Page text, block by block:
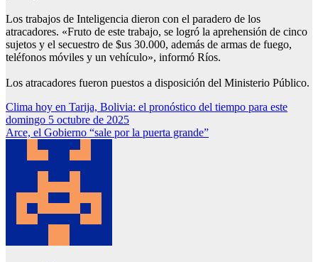
Los trabajos de Inteligencia dieron con el paradero de los
atracadores. «Fruto de este trabajo, se logró la aprehensión de cinco
sujetos y el secuestro de $us 30.000, además de armas de fuego,
teléfonos móviles y un vehículo», informó Ríos.
Los atracadores fueron puestos a disposición del Ministerio Público.
Navegación
de
entradas
Clima hoy en Tarija, Bolivia: el pronóstico del tiempo para este
domingo 5 octubre de 2025
Arce, el Gobierno “sale por la puerta grande”